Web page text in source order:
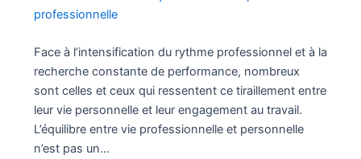
professionnelle
Face à l’intensification du rythme professionnel et à la
recherche constante de performance, nombreux
sont celles et ceux qui ressentent ce tiraillement entre
leur vie personnelle et leur engagement au travail.
L’équilibre entre vie professionnelle et personnelle
n’est pas un…